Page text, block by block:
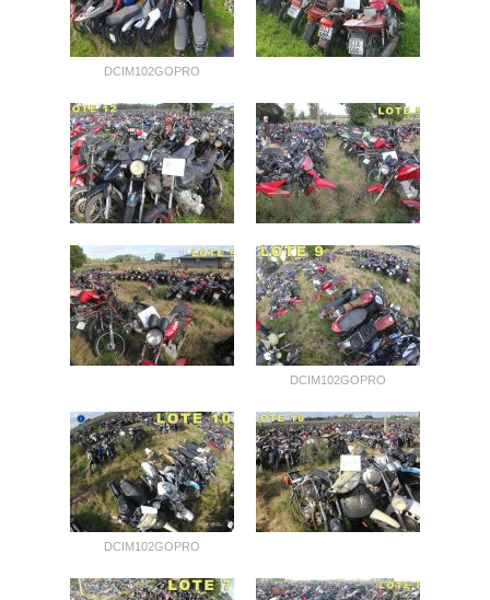
DCIM102GOPRO
DCIM102GOPRO
DCIM102GOPRO